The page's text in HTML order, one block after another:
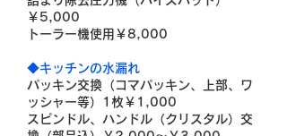
￥5,000
トーラー機使用￥8,000
◆キッチンの水漏れ
パッキン交換（コマパッキン、上部、ワ
ッシャー等）1枚￥1,000
スピンドル、ハンドル（クリスタル）交